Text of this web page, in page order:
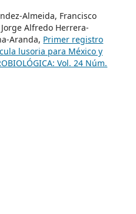
Almeida, Francisco
Alfredo Herrera-
Aranda, Primer registro
lusoria para México y
Vol. 24 Núm.